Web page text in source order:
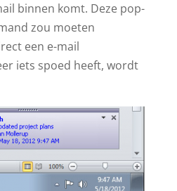
binnen komt. Deze pop-
zou moeten
een e-mail
iets spoed heeft, wordt